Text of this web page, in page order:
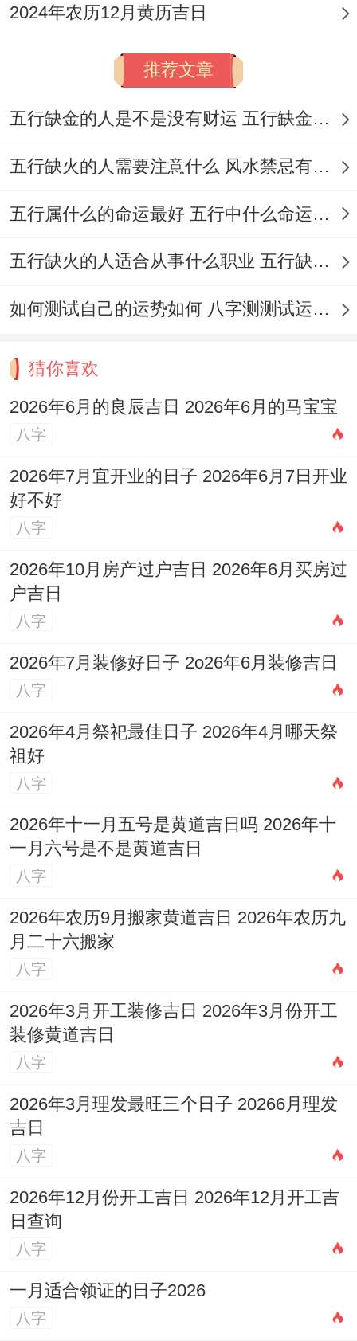
员；尤其是准妈妈啊意见至关重要，择日不
应当上硬性规定或压力来源；而应作位一种
其带来的阳光的情绪能量，自身就是一种
风水布置的配合
后,日常的家居风水布置也不容忽视，除了注
意太岁、岁破方位;保持家中最是婴儿房的光
线明亮、空气流通、整洁有序至关重要。
着能确保良好的生活环境，帮助 宝宝的健
康。可能在家中摆放部分圆润的绿色植物，
增添生机;但切忌摆放带刺植物.
最核心的是着份指南就是想提供一种文化参
斥的爱与关怀，是超越只要是尤其指定日期
的、最珍贵的礼物。
选择一个父母都喜欢、家庭都期待的日子，
怀着喜悦的心情迎接新生命的到来，每一天
2024年农历12月黄历吉日
推荐文章
五行缺金的人是不是没有财运 五行缺金的人命运好不好
五行缺火的人需要注意什么 风水禁忌有哪些
五行属什么的命运最好 五行中什么命运势旺盛
五行缺火的人适合从事什么职业 五行缺火的人适合从事的职业有哪些
如何测试自己的运势如何 八字测测试运运程
猜你喜欢
2026年6月的良辰吉日 2026年6月的马宝宝
八字
2026年7月宜开业的日子 2026年6月7日开业
好不好
八字
2026年10月房产过户吉日 2026年6月买房过
户吉日
八字
2026年7月装修好日子 2o26年6月装修吉日
八字
2026年4月祭祀最佳日子 2026年4月哪天祭
祖好
八字
2026年十一月五号是黄道吉日吗 2026年十
一月六号是不是黄道吉日
八字
2026年农历9月搬家黄道吉日 2026年农历九
月二十六搬家
八字
2026年3月开工装修吉日 2026年3月份开工
装修黄道吉日
八字
2026年3月理发最旺三个日子 20266月理发
吉日
八字
2026年12月份开工吉日 2026年12月开工吉
日查询
八字
一月适合领证的日子2026
八字